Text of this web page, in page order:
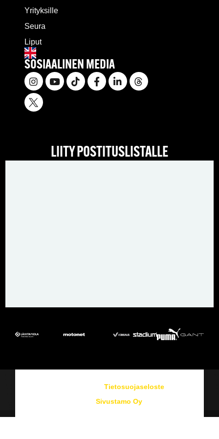
Yrityksille
Seura
Liput
SOSIAALINEN MEDIA
LIITY POSTITUSLISTALLE
– FC TPS |Tietosuojaseloste
Sivustamo Oy